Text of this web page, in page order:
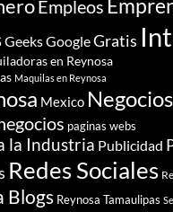
Empleos
GeeksGoogleGratis
en Reynosa
Maquilas en Reynosa
Mexico Negocios
paginas webs
la Industria Publicidad
Redes Sociales
Blogs Reynosa Tamaulipas